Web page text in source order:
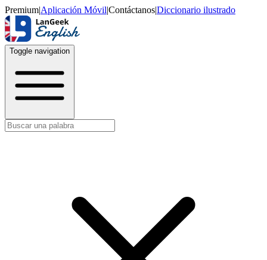
Premium|Aplicación Móvil|Contáctanos|Diccionario ilustrado
Toggle navigation